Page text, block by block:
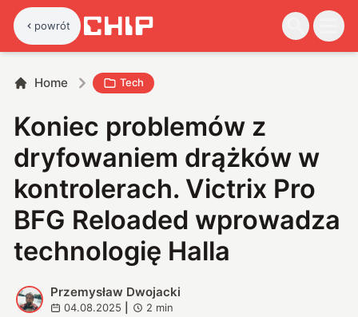
powrót
Home Tech
Koniec problemów z
dryfowaniem drążków w
kontrolerach. Victrix Pro
BFG Reloaded wprowadza
technologię Halla
P
Przemysław Dwojacki
04.08.2025 2 min